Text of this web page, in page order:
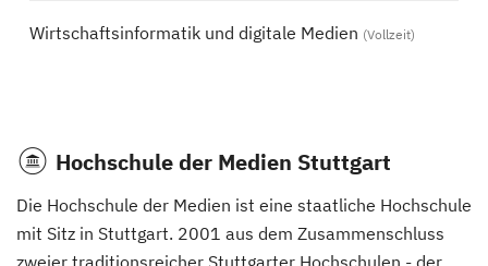
Wirtschaftsinformatik und digitale Medien (Vollzeit)
Hochschule der Medien Stuttgart
Die Hochschule der Medien ist eine staatliche Hochschule
mit Sitz in Stuttgart. 2001 aus dem Zusammenschluss
zweier traditionsreicher Stuttgarter Hochschulen - der